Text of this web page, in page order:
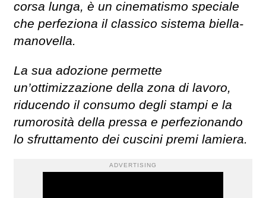
corsa lunga, è un cinematismo speciale
che perfeziona il classico sistema biella-
manovella.
La sua adozione permette
un’ottimizzazione della zona di lavoro,
riducendo il consumo degli stampi e la
rumorosità della pressa e perfezionando
lo sfruttamento dei cuscini premi lamiera.
ADVERTISING